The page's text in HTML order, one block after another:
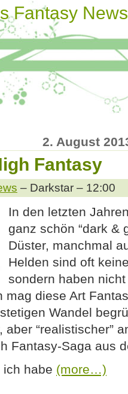
Fantasy News
2. August
Fantasy
– Darkstar – 12:00
In den letzten
ganz schön “dark &
Düster, manchmal
Helden sind oft
sondern haben
mag diese Art
Wandel
aber “realistischer”
Fantasy-Saga aus
ich habe (more…)